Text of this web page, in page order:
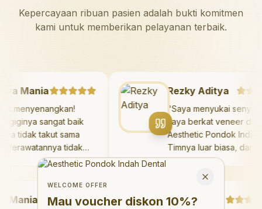
Kepercayaan ribuan pasien adalah bukti komitmen
kami untuk memberikan pelayanan terbaik.
Mania
menyenangkan!
giginya sangat baik
saya tidak takut sama
Perawatannya tidak
dan saya bisa bermain
suka pergi ke dokter
sekarang!"
Rezky Aditya
"Saya menyukai
saya berkat veneer
Aesthetic Pondok
Timnya luar biasa,
hasilnya melebihi
saya. Saya
hari.
Welcome Offer
Mau voucher diskon <strong>10%</strong>?
WELCOME OFFER
Mau voucher diskon 10%?
Close